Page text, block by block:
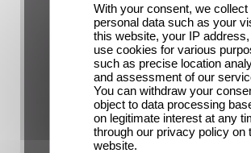
With your consent, we collect
personal data such as your
this website, your IP
use cookies for various
such as precise location
and assessment of our
You can withdraw your
object to data processing
on legitimate interest at any
through our privacy policy on
website.